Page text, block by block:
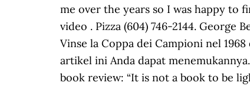
me over the years so I was happy to
video . Pizza (604) 746-2144. George
Vinse la Coppa dei Campioni nel
artikel ini Anda dapat
book review: “It is not a book to be